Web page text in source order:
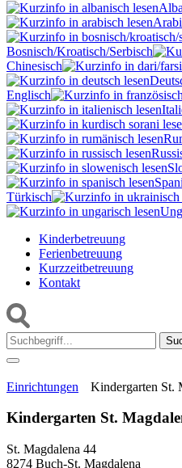
Bosnisch/Kroatisch/Serbisch
Chinesisch
Englisch
Türkisch
Kinderbetreuung
Ferienbetreuung
Kurzzeitbetreuung
Kontakt
Suche:
Einrichtungen Kindergarten St.
Kindergarten St.
St. Magdalena 44
8274 Buch-St. Magdalena